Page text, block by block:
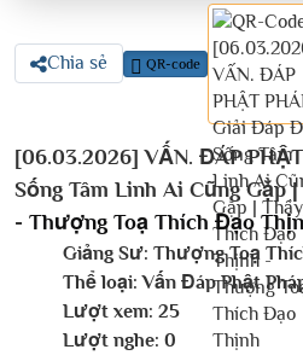
Chia sẻ QR-code
[06.03.2026] VẤN. ĐÁP
Sống Tâm Linh Ai Cũng Gặp
- Thượng Toạ Thích Đạo
Giảng Sư: Thượng Toạ
Thể loại: Vấn Đáp Phật
Lượt xem: 25
Lượt nghe: 0